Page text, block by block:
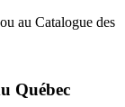
au Catalogue des
Québec